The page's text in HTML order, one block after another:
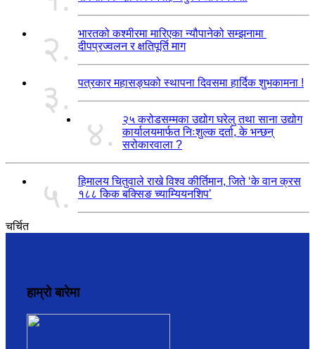
२.
भारतको कश्मीरमा मारिएका न्यौपानेको सम्झनामा
दीपप्रज्वलन र क्षतिपूर्ति माग
३. पत्रकार महासङ्घको स्थापना दिवसमा हार्दिक शुभकामना !
४.
२५ करोडसम्मका उद्योग घरेलु तथा साना उद्योग
कार्यालयमार्फत निःशुल्क दर्ता, के भन्छन्
सरोकारवाला ?
५.
हिमालय चितुवाले राखे विश्व कीर्तिमान, जिते ‘के वान क्रस
१८८ किक बक्सिङ च्याम्यियनशिप’
चर्चित
हाम्रो बारेमा